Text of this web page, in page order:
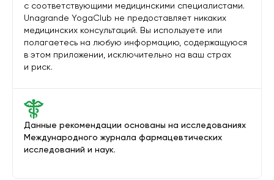
Данные рекомендации основаны на исследованиях
Международного журнала фармацевтических
исследований и наук.
с соответствующими медицинскими специалистами.
Unagrande YogaClub не предоставляет никаких
медицинских консультаций. Вы используете или
полагаетесь на любую информацию, содержащуюся
в этом приложении, исключительно на ваш страх
и риск.